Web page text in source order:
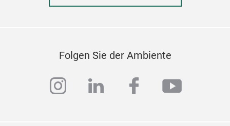
Folgen Sie der Ambiente
instagram
linkedinfacebook